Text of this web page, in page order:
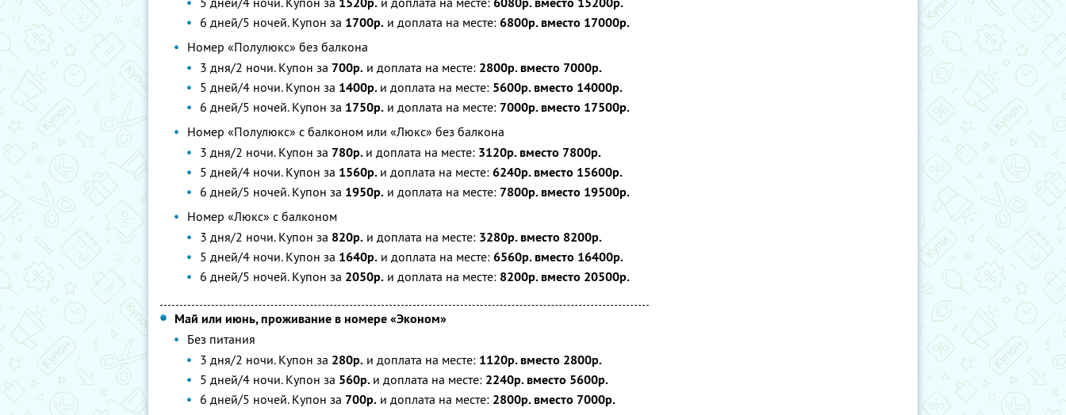
6 дней/5 ночей. Купон за 1700р. и доплата на месте: 6800р. вместо 17000р.
Номер «Полулюкс» без балкона
3 дня/2 ночи. Купон за 700р. и доплата на месте: 2800р. вместо 7000р.
5 дней/4 ночи. Купон за 1400р. и доплата на месте: 5600р. вместо 14000р.
6 дней/5 ночей. Купон за 1750р. и доплата на месте: 7000р. вместо 17500р.
Номер «Полулюкс» с балконом или «Люкс» без балкона
3 дня/2 ночи. Купон за 780р. и доплата на месте: 3120р. вместо 7800р.
5 дней/4 ночи. Купон за 1560р. и доплата на месте: 6240р. вместо 15600р.
6 дней/5 ночей. Купон за 1950р. и доплата на месте: 7800р. вместо 19500р.
Номер «Люкс» с балконом
3 дня/2 ночи. Купон за 820р. и доплата на месте: 3280р. вместо 8200р.
5 дней/4 ночи. Купон за 1640р. и доплата на месте: 6560р. вместо 16400р.
6 дней/5 ночей. Купон за 2050р. и доплата на месте: 8200р. вместо 20500р.
Май или июнь, проживание в номере «Эконом»
Без питания
3 дня/2 ночи. Купон за 280р. и доплата на месте: 1120р. вместо 2800р.
5 дней/4 ночи. Купон за 560р. и доплата на месте: 2240р. вместо 5600р.
6 дней/5 ночей. Купон за 700р. и доплата на месте: 2800р. вместо 7000р.